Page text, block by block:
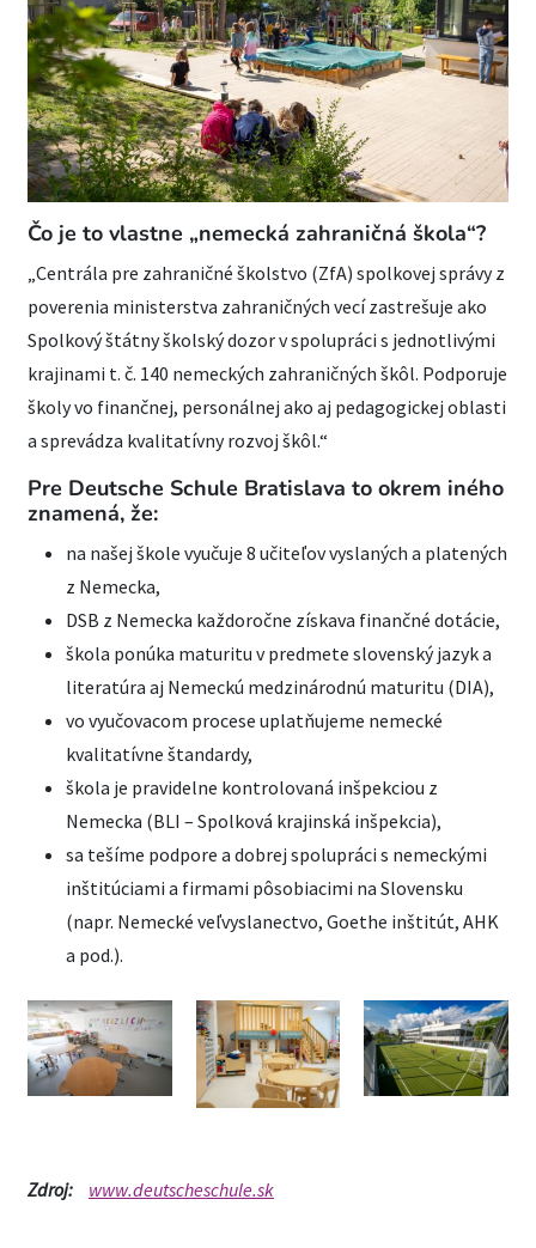
Čo je to vlastne „nemecká zahraničná škola“?
„Centrála pre zahraničné školstvo (ZfA) spolkovej správy z
poverenia ministerstva zahraničných vecí zastrešuje ako
Spolkový štátny školský dozor v spolupráci s jednotlivými
krajinami t. č. 140 nemeckých zahraničných škôl. Podporuje
školy vo finančnej, personálnej ako aj pedagogickej oblasti
a sprevádza kvalitatívny rozvoj škôl.“
Pre Deutsche Schule Bratislava to okrem iného
znamená, že:
na našej škole vyučuje 8 učiteľov vyslaných a platených
z Nemecka,
DSB z Nemecka každoročne získava finančné dotácie,
škola ponúka maturitu v predmete slovenský jazyk a
literatúra aj Nemeckú medzinárodnú maturitu (DIA),
vo vyučovacom procese uplatňujeme nemecké
kvalitatívne štandardy,
škola je pravidelne kontrolovaná inšpekciou z
Nemecka (BLI – Spolková krajinská inšpekcia),
sa tešíme podpore a dobrej spolupráci s nemeckými
inštitúciami a firmami pôsobiacimi na Slovensku
(napr. Nemecké veľvyslanectvo, Goethe inštitút, AHK
a pod.).
Zdroj: www.deutscheschule.sk